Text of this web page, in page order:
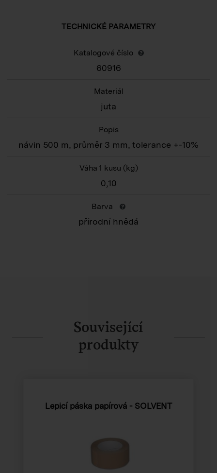
TECHNICKÉ PARAMETRY
Katalogové číslo
60916
Materiál
juta
Popis
návin 500 m, průměr 3 mm, tolerance +-10%
Váha 1 kusu (kg)
0,10
Barva
přírodní hnědá
Související
produkty
Lepicí páska papírová - SOLVENT